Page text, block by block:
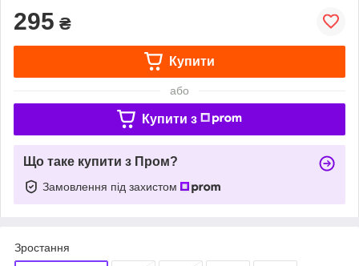
295 ₴
Купити
або
Купити з
Що таке купити з Пром?
Замовлення під захистом
Зростання